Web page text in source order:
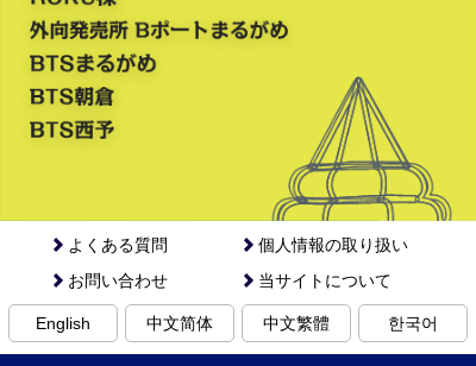
よくある質問
個人情報の取り扱い
お問い合わせ
当サイトについて
English 中文简体 中文繁體 한국어